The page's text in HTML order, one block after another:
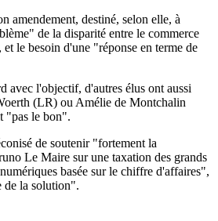
amendement, destiné, selon elle, à
de la disparité entre le commerce
le besoin d'une "réponse en terme de
avec l'objectif, d'autres élus ont aussi
(LR) ou Amélie de Montchalin
"pas le bon".
de soutenir "fortement la
Le Maire sur une taxation des grands
basée sur le chiffre d'affaires",
de la solution".